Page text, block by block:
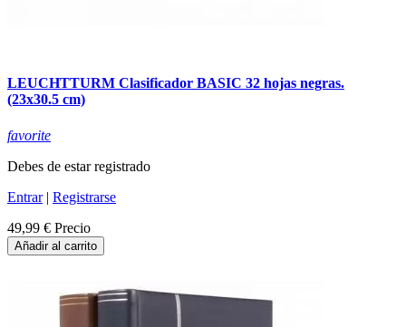
LEUCHTTURM Clasificador BASIC 32 hojas negras.
(23x30.5 cm)
favorite
Debes de estar registrado
Entrar| Registrarse
49,99 € Precio
Añadir al carrito